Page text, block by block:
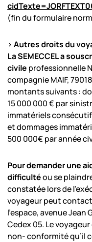
(fin du formulaire
> Autres droits du
La SEMECCEL a
civile professionnelle
compagnie MAIF,
montants suivants :
15 000 000 € par
immatériels
et dommages
500 000€ par année
Pour demander une
difficultéou se
constatée lors de
voyageur peut
l’espace, avenue Jean
Cedex 05. Le
non- conformité qu’il